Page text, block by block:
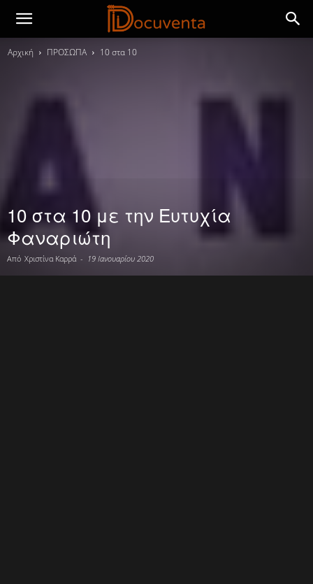
Αρχική ΠΡΟΣΩΠΑ 10 στα 10
10 στα 10 με την Ευτυχία
Φαναριώτη
Από Χριστίνα Καρρά - 19 Ιανουαρίου 2020